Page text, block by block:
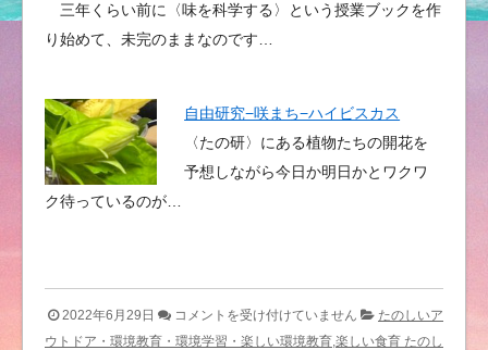
三年くらい前に〈味を科学する〉という授業ブックを作
り始めて、未完のままなのです…
自由研究−咲まち−ハイビスカス
〈たの研〉にある植物たちの開花を
予想しながら今日か明日かとワクワ
ク待っているのが…
2022年6月29日
こ
ど
コメントを受け付けていません
たのしいア
ウトドア・環境教育・環境学習・楽しい環境教育,楽しい食育 たのし